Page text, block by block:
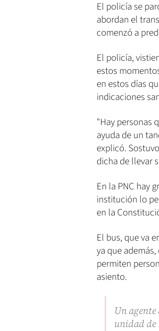
El policía se
abordan el
comenzó a
El policía,
estos
en estos días
indicaciones
"Hay personas
ayuda de un
explicó.
dicha de llevar
En la PNC hay
institución lo
en la
El bus, que va
ya que
permiten
asiento.
Un
unidad